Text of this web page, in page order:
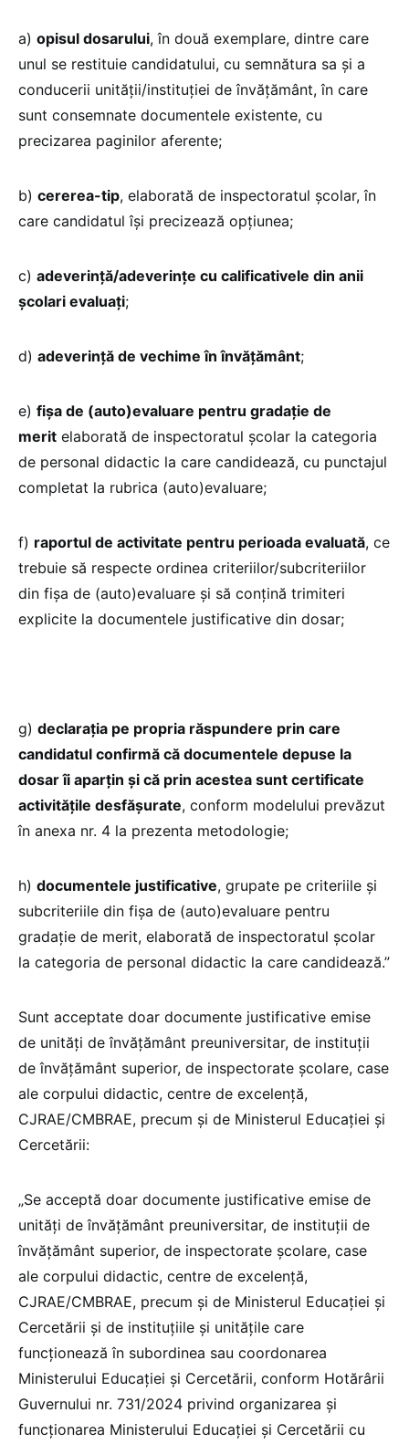
a) opisul dosarului, în două exemplare, dintre care
unul se restituie candidatului, cu semnătura sa şi a
conducerii unităţii/instituţiei de învăţământ, în care
sunt consemnate documentele existente, cu
precizarea paginilor aferente;
b) cererea-tip, elaborată de inspectoratul şcolar, în
care candidatul îşi precizează opţiunea;
c) adeverinţă/adeverinţe cu calificativele din anii
şcolari evaluaţi;
d) adeverinţă de vechime în învățământ;
e) fişa de (auto)evaluare pentru gradaţie de
merit elaborată de inspectoratul şcolar la categoria
de personal didactic la care candidează, cu punctajul
completat la rubrica (auto)evaluare;
f) raportul de activitate pentru perioada evaluată, ce
trebuie să respecte ordinea criteriilor/subcriteriilor
din fişa de (auto)evaluare şi să conţină trimiteri
explicite la documentele justificative din dosar;
g) declaraţia pe propria răspundere prin care
candidatul confirmă că documentele depuse la
dosar îi aparţin şi că prin acestea sunt certificate
activităţile desfăşurate, conform modelului prevăzut
în anexa nr. 4 la prezenta metodologie;
h) documentele justificative, grupate pe criteriile şi
subcriteriile din fişa de (auto)evaluare pentru
gradaţie de merit, elaborată de inspectoratul şcolar
la categoria de personal didactic la care candidează.”
Sunt acceptate doar documente justificative emise
de unităţi de învăţământ preuniversitar, de instituții
de învățământ superior, de inspectorate școlare, case
ale corpului didactic, centre de excelență,
CJRAE/CMBRAE, precum și de Ministerul Educației și
Cercetării:
„Se acceptă doar documente justificative emise de
unităţi de învăţământ preuniversitar, de instituții de
învățământ superior, de inspectorate școlare, case
ale corpului didactic, centre de excelență,
CJRAE/CMBRAE, precum și de Ministerul Educației și
Cercetării și de instituțiile și unitățile care
funcționează în subordinea sau coordonarea
Ministerului Educației și Cercetării, conform Hotărârii
Guvernului nr. 731/2024 privind organizarea şi
funcţionarea Ministerului Educaţiei şi Cercetării cu